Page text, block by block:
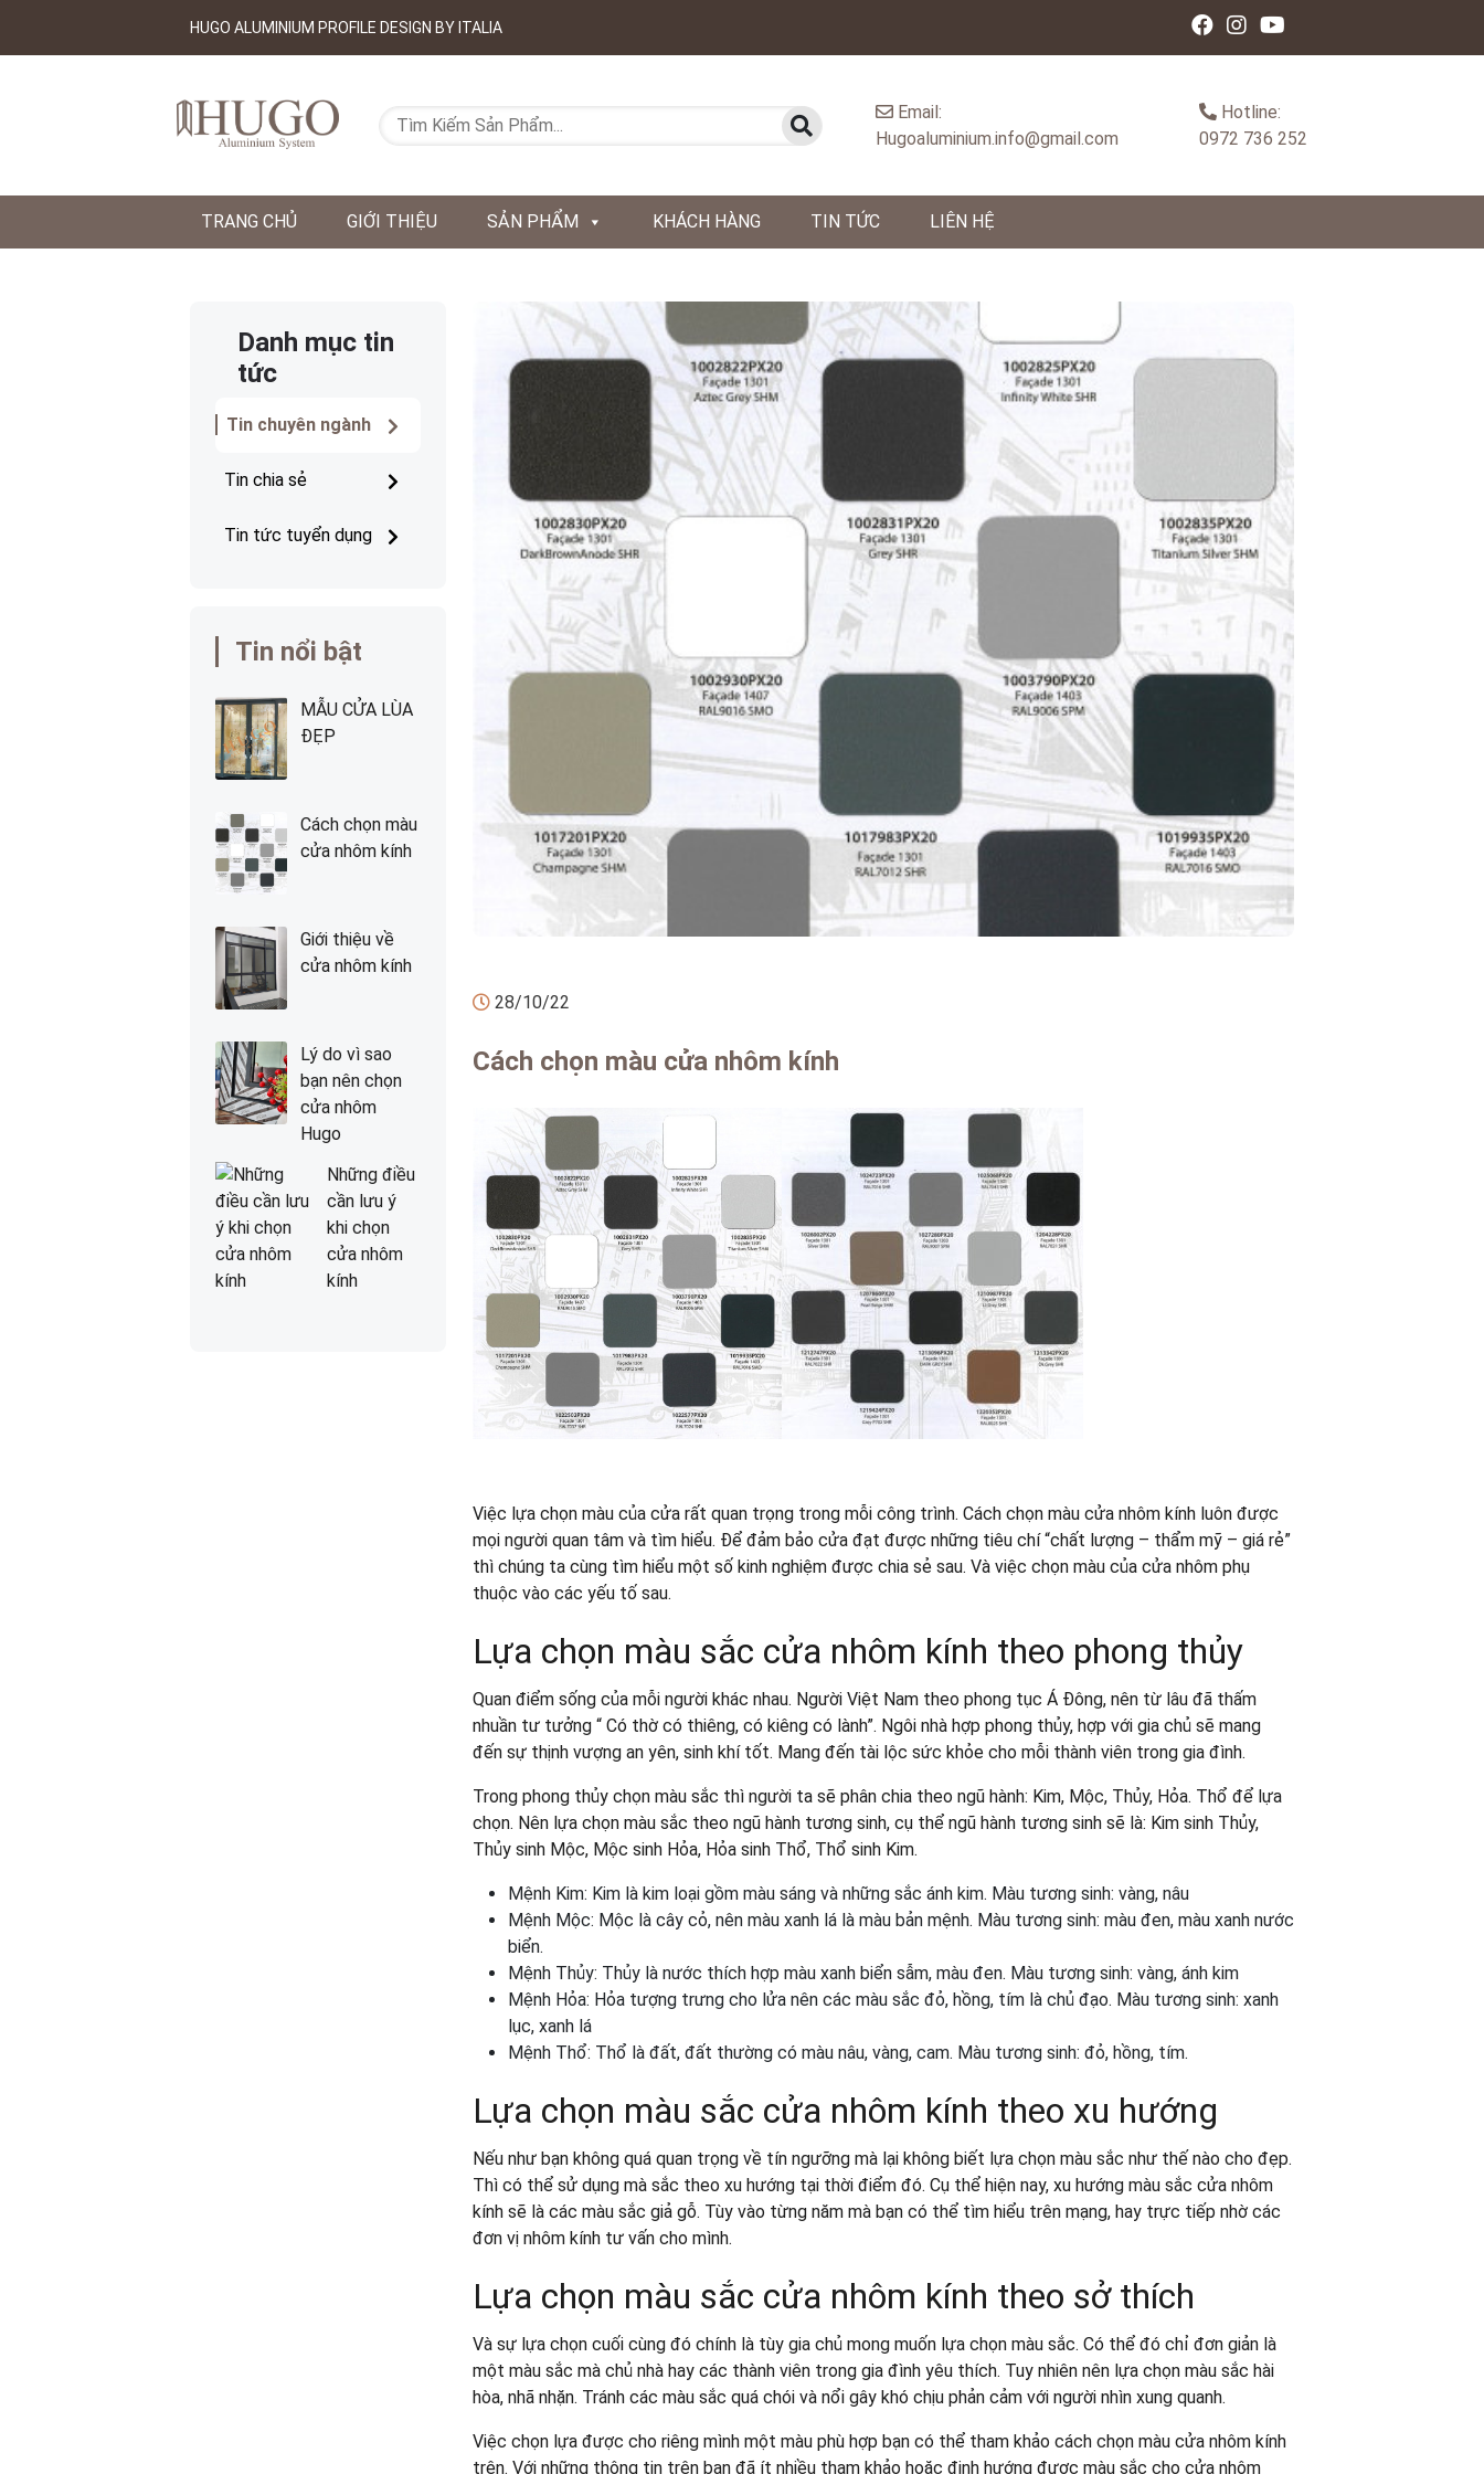
HUGO ALUMINIUM PROFILE DESIGN BY ITALIA
Email:
Hugoaluminium.info@gmail.com
Hotline:
0972 736 252
TRANG CHỦ GIỚI THIỆU SẢN PHẨM KHÁCH HÀNG TIN TỨC LIÊN HỆ
Danh mục tin
tức
Tin chuyên ngành
Tin chia sẻ
Tin tức tuyển dụng
Tin nổi bật
MẪU CỬA LÙA
ĐẸP
Cách chọn màu
cửa nhôm kính
Giới thiệu về
cửa nhôm kính
Lý do vì sao
bạn nên chọn
cửa nhôm
Hugo
Những điều
cần lưu ý
khi chọn
cửa nhôm
kính
28/10/22
Cách chọn màu cửa nhôm kính
Việc lựa chọn màu của cửa rất quan trọng trong mỗi công trình. Cách chọn màu cửa nhôm kính luôn được
mọi người quan tâm và tìm hiểu. Để đảm bảo cửa đạt được những tiêu chí “chất lượng – thẩm mỹ – giá rẻ”
thì chúng ta cùng tìm hiểu một số kinh nghiệm được chia sẻ sau. Và việc chọn màu của cửa nhôm phụ
thuộc vào các yếu tố sau.
Lựa chọn màu sắc cửa nhôm kính theo phong thủy
Quan điểm sống của mỗi người khác nhau. Người Việt Nam theo phong tục Á Đông, nên từ lâu đã thấm
nhuần tư tưởng “ Có thờ có thiêng, có kiêng có lành”. Ngôi nhà hợp phong thủy, hợp với gia chủ sẽ mang
đến sự thịnh vượng an yên, sinh khí tốt. Mang đến tài lộc sức khỏe cho mỗi thành viên trong gia đình.
Trong phong thủy chọn màu sắc thì người ta sẽ phân chia theo ngũ hành: Kim, Mộc, Thủy, Hỏa. Thổ để lựa
chọn. Nên lựa chọn màu sắc theo ngũ hành tương sinh, cụ thể ngũ hành tương sinh sẽ là: Kim sinh Thủy,
Thủy sinh Mộc, Mộc sinh Hỏa, Hỏa sinh Thổ, Thổ sinh Kim.
Mệnh Kim: Kim là kim loại gồm màu sáng và những sắc ánh kim. Màu tương sinh: vàng, nâu
Mệnh Mộc: Mộc là cây cỏ, nên màu xanh lá là màu bản mệnh. Màu tương sinh: màu đen, màu xanh nước
biển.
Mệnh Thủy: Thủy là nước thích hợp màu xanh biển sẫm, màu đen. Màu tương sinh: vàng, ánh kim
Mệnh Hỏa: Hỏa tượng trưng cho lửa nên các màu sắc đỏ, hồng, tím là chủ đạo. Màu tương sinh: xanh
lục, xanh lá
Mệnh Thổ: Thổ là đất, đất thường có màu nâu, vàng, cam. Màu tương sinh: đỏ, hồng, tím.
Lựa chọn màu sắc cửa nhôm kính theo xu hướng
Nếu như bạn không quá quan trọng về tín ngưỡng mà lại không biết lựa chọn màu sắc như thế nào cho đẹp.
Thì có thể sử dụng mà sắc theo xu hướng tại thời điểm đó. Cụ thể hiện nay, xu hướng màu sắc cửa nhôm
kính sẽ là các màu sắc giả gỗ. Tùy vào từng năm mà bạn có thể tìm hiểu trên mạng, hay trực tiếp nhờ các
đơn vị nhôm kính tư vấn cho mình.
Lựa chọn màu sắc cửa nhôm kính theo sở thích
Và sự lựa chọn cuối cùng đó chính là tùy gia chủ mong muốn lựa chọn màu sắc. Có thể đó chỉ đơn giản là
một màu sắc mà chủ nhà hay các thành viên trong gia đình yêu thích. Tuy nhiên nên lựa chọn màu sắc hài
hòa, nhã nhặn. Tránh các màu sắc quá chói và nổi gây khó chịu phản cảm với người nhìn xung quanh.
Việc chọn lựa được cho riêng mình một màu phù hợp bạn có thể tham khảo cách chọn màu cửa nhôm kính
trên. Với những thông tin trên bạn đã ít nhiều tham khảo hoặc định hướng được màu sắc cho cửa nhôm